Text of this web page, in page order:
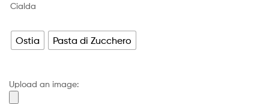
da
a
Cialda
Ostia Pasta di Zucchero
Upload an image: